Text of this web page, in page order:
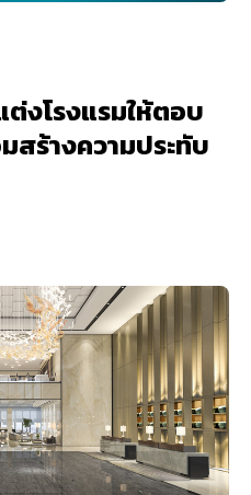
งโรงแรมให้ตอบ
สร้างความประทับ